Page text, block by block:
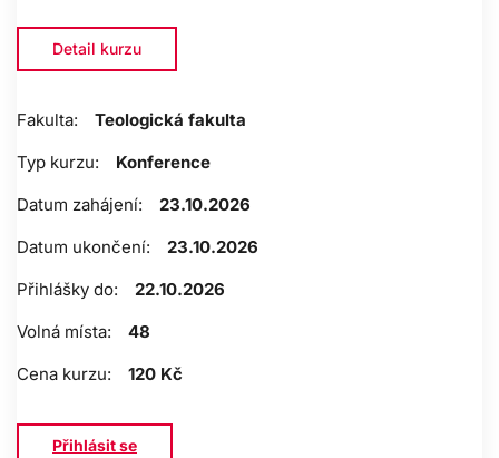
Detail kurzu
Fakulta:
Teologická fakulta
Typ kurzu:
Konference
Datum zahájení:
23.10.2026
Datum ukončení:
23.10.2026
Přihlášky do:
22.10.2026
Volná místa:
48
Cena kurzu:
120 Kč
Přihlásit se